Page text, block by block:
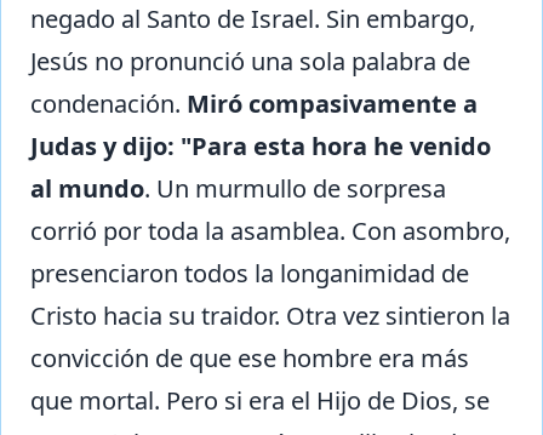
negado al Santo de Israel. Sin embargo,
Jesús no pronunció una sola palabra de
condenación. Miró compasivamente a
Judas y dijo: "Para esta hora he venido
al mundo. Un murmullo de sorpresa
corrió por toda la asamblea. Con asombro,
presenciaron todos la longanimidad de
Cristo hacia su traidor. Otra vez sintieron la
convicción de que ese hombre era más
que mortal. Pero si era el Hijo de Dios, se